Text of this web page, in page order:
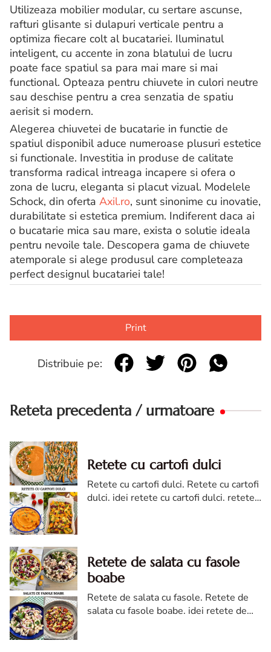
Utilizeaza mobilier modular, cu sertare ascunse,
rafturi glisante si dulapuri verticale pentru a
optimiza fiecare colt al bucatariei. Iluminatul
inteligent, cu accente in zona blatului de lucru
poate face spatiul sa para mai mare si mai
functional. Opteaza pentru chiuvete in culori neutre
sau deschise pentru a crea senzatia de spatiu
aerisit si modern.
Alegerea chiuvetei de bucatarie in functie de
spatiul disponibil aduce numeroase plusuri estetice
si functionale. Investitia in produse de calitate
transforma radical intreaga incapere si ofera o
zona de lucru, eleganta si placut vizual. Modelele
Schock, din oferta Axil.ro, sunt sinonime cu inovatie,
durabilitate si estetica premium. Indiferent daca ai
o bucatarie mica sau mare, exista o solutie ideala
pentru nevoile tale. Descopera gama de chiuvete
atemporale si alege produsul care completeaza
perfect designul bucatariei tale!
Print
Distribuie pe:
Reteta precedenta / urmatoare
Retete cu cartofi dulci
Retete cu cartofi dulci. Retete cu cartofi
dulci. idei retete cu cartofi dulci. retete
Retete de salata cu fasole
boabe
Retete de salata cu fasole. Retete de
salata cu fasole boabe. idei retete de